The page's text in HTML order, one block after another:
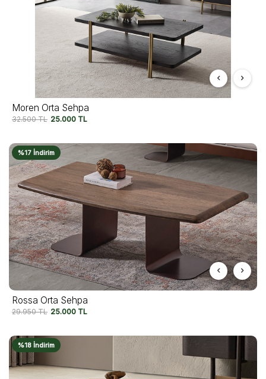
Moren Orta Sehpa
32.500TL 25.000 TL
%17 İndirim
Rossa Orta Sehpa
29.950TL 25.000 TL
%18 İndirim